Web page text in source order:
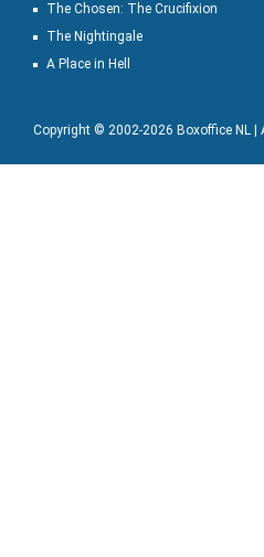
The Chosen: The Crucifixion
The Nightingale
A Place in Hell
Copyright © 2002-2026 Boxoffice NL |